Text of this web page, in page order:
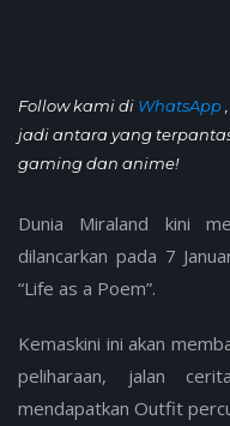
Follow kami di WhatsApp
jadi antara yang
gaming dan anime!
Dunia Miraland kini
dilancarkan pada 7
“Life as a Poem”.
Kemaskini ini akan
peliharaan, jalan
mendapatkan Outfit